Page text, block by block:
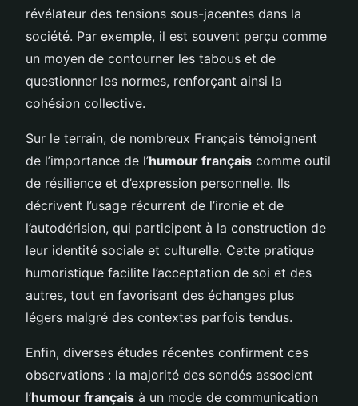
révélateur des tensions sous-jacentes dans la
société. Par exemple, il est souvent perçu comme
un moyen de contourner les tabous et de
questionner les normes, renforçant ainsi la
cohésion collective.
Sur le terrain, de nombreux Français témoignent
de l’importance de l’humour français comme outil
de résilience et d’expression personnelle. Ils
décrivent l’usage récurrent de l’ironie et de
l’autodérision, qui participent à la construction de
leur identité sociale et culturelle. Cette pratique
humoristique facilite l’acceptation de soi et des
autres, tout en favorisant des échanges plus
légers malgré des contextes parfois tendus.
Enfin, diverses études récentes confirment ces
observations : la majorité des sondés associent
l’humour français à un mode de communication